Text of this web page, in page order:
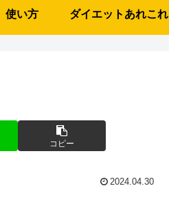
使い方 ダイエットあれこれ
コピー
2024.04.30